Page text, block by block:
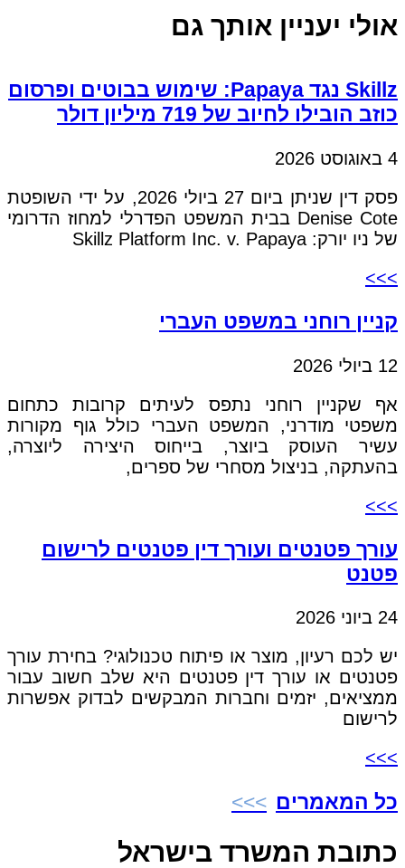
אולי יעניין אותך גם
Skillz נגד Papaya: שימוש בבוטים ופרסום
כוזב הובילו לחיוב של 719 מיליון דולר
4 באוגוסט 2026
פסק דין שניתן ביום 27 ביולי 2026, על ידי השופטת
Denise Cote בבית המשפט הפדרלי למחוז הדרומי
של ניו יורק: Skillz Platform Inc. v. Papaya
>>>
קניין רוחני במשפט העברי
12 ביולי 2026
אף שקניין רוחני נתפס לעיתים קרובות כתחום
משפטי מודרני, המשפט העברי כולל גוף מקורות
עשיר העוסק ביוצר, בייחוס היצירה ליוצרה,
בהעתקה, בניצול מסחרי של ספרים,
>>>
עורך פטנטים ועורך דין פטנטים לרישום
פטנט
24 ביוני 2026
יש לכם רעיון, מוצר או פיתוח טכנולוגי? בחירת עורך
פטנטים או עורך דין פטנטים היא שלב חשוב עבור
ממציאים, יזמים וחברות המבקשים לבדוק אפשרות
לרישום
>>>
כל המאמרים
כתובת המשרד בישראל